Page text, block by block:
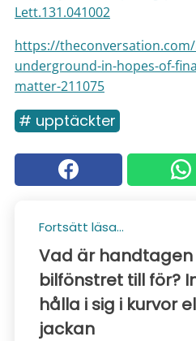
Lett.131.041002
https://
underground-in-hopes-of-
matter-211075
# upptäckter
Fortsätt läsa...
Vad är
bilfönstret till för?
hålla i sig i kurvor
jackan